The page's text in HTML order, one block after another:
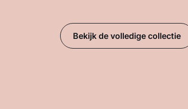
Bekijk de volledige collectie